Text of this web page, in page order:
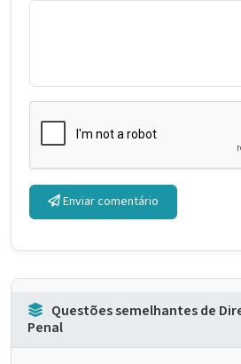
Enviar comentário
Questões semelhantes de
Penal